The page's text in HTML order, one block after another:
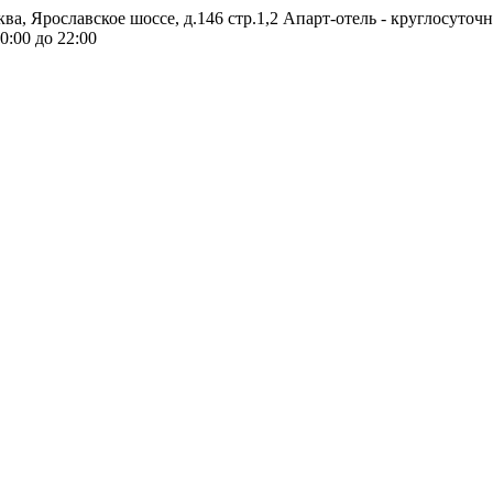
Ярославское шоссе, д.146 стр.1,2 Апарт-отель -
до 22:00